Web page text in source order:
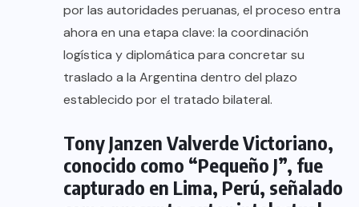
por las autoridades peruanas, el proceso entra
ahora en una etapa clave: la coordinación
logística y diplomática para concretar su
traslado a la Argentina dentro del plazo
establecido por el tratado bilateral.
Tony Janzen Valverde Victoriano,
conocido como “Pequeño J”, fue
capturado en Lima, Perú, señalado